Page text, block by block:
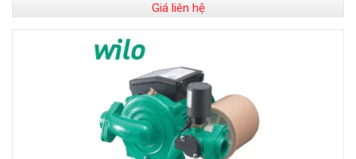
Giá liên hệ